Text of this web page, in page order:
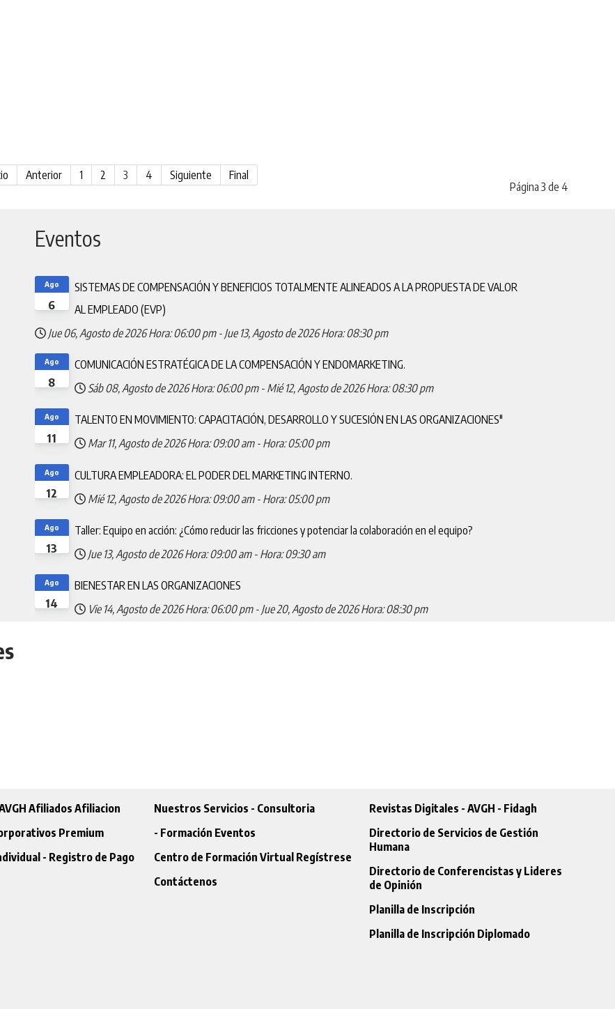
Página 3 de 4
Anterior 1 2 3 4 Siguiente Final
Eventos
6
Ago
SISTEMAS DE COMPENSACIÓN Y BENEFICIOS TOTALMENTE ALINEADOS A LA PROPUESTA DE VALOR
AL EMPLEADO (EVP)
Jue 06, Agosto de 2026 Hora: 06:00 pm - Jue 13, Agosto de 2026 Hora: 08:30 pm
8
Ago
COMUNICACIÓN ESTRATÉGICA DE LA COMPENSACIÓN Y ENDOMARKETING.
Sáb 08, Agosto de 2026 Hora: 06:00 pm - Mié 12, Agosto de 2026 Hora: 08:30 pm
11
Ago
TALENTO EN MOVIMIENTO: CAPACITACIÓN, DESARROLLO Y SUCESIÓN EN LAS ORGANIZACIONES"
Mar 11, Agosto de 2026 Hora: 09:00 am - Hora: 05:00 pm
12
Ago
CULTURA EMPLEADORA: EL PODER DEL MARKETING INTERNO.
Mié 12, Agosto de 2026 Hora: 09:00 am - Hora: 05:00 pm
13
Ago
Taller: Equipo en acción: ¿Cómo reducir las fricciones y potenciar la colaboración en el equipo?
Jue 13, Agosto de 2026 Hora: 09:00 am - Hora: 09:30 am
14
Ago
BIENESTAR EN LAS ORGANIZACIONES
Vie 14, Agosto de 2026 Hora: 06:00 pm - Jue 20, Agosto de 2026 Hora: 08:30 pm
Afiliados Afiliacion
Premium
- Registro de Pago
Nuestros Servicios - Consultoria
- Formación Eventos
Centro de Formación Virtual Regístrese
Contáctenos
Revistas Digitales - AVGH - Fidagh
Directorio de Servicios de Gestión
Humana
Directorio de Conferencistas y Lideres
de Opinión
Planilla de Inscripción
Planilla de Inscripción Diplomado